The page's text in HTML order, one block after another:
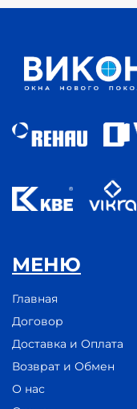
МЕНЮ
Главная
Договор
Доставка и Оплата
Возврат и Обмен
О нас